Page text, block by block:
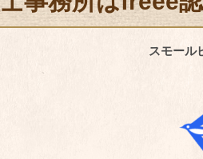
スモール